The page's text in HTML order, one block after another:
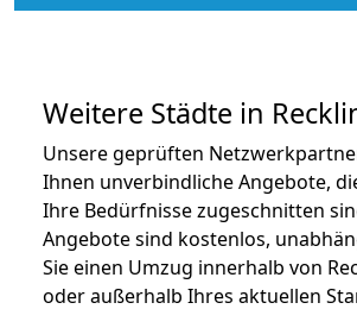
Weitere Städte in
Unsere geprüften
Ihnen unverbindliche Angebote,
Ihre Bedürfnisse zugeschnitten
Angebote sind kostenlos,
Sie einen Umzug innerhalb von
oder außerhalb Ihres aktuellen